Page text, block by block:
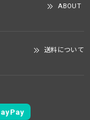
ABOUT
送料について